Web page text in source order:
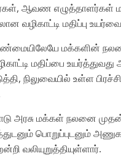
ஆவண எழுத்தாளர்கள்
வழிகாட்டி மதிப்பு
மக்களின்
மதிப்பை
நிலுவையில் உள்ள
அரசு மக்கள் நலனை
பொறுப்புடனும்
வலியுறுத்தியுள்ளார்.